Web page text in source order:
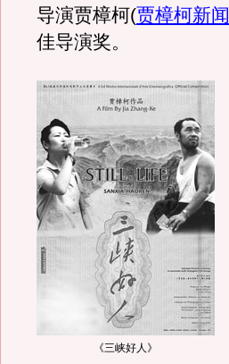
导演贾樟柯(贾樟柯新闻
佳导演奖。
《三峡好人》